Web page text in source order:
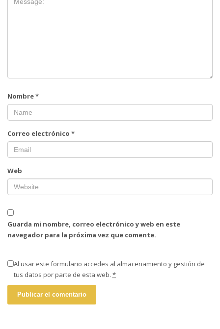
Nombre*
Correo electrónico *
Web
Guarda mi nombre, correo electrónico y web en este
navegador para la próxima vez que comente.
Al usar este formulario accedes al almacenamiento y gestión de
tus datos por parte de esta web. *